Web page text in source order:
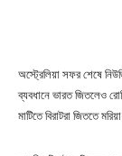
অস্ট্রেলিয়া সফর শেষে
ব্যবধানে ভারত জিতলেও
মাটিতে বিরাটরা জিততে